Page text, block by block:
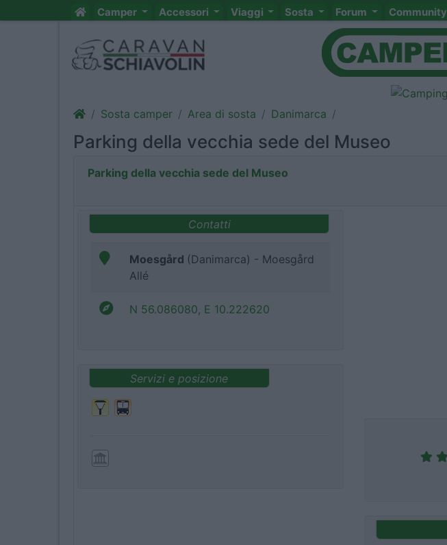
Camper Accessori Viaggi Sosta Forum Community
Sosta camper Area di sosta Danimarca
Parking della vecchia sede del Museo
Parking della vecchia sede del Museo
Contatti
Moesgård (Danimarca) - Moesgård
Allé
N 56.086080, E 10.222620
Servizi e posizione